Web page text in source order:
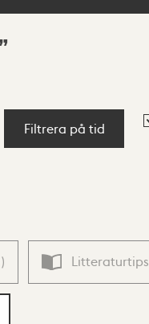
Filtrera på tid
) Litteraturtips